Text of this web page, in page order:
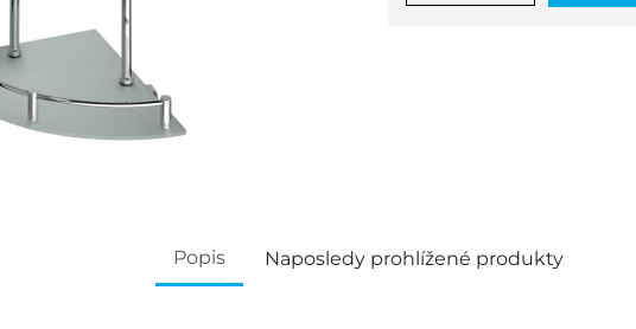
Popis Naposledy prohlížené produkty